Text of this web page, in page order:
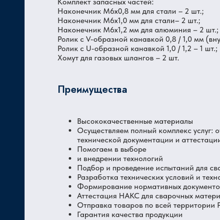
Наконечник М6х0,8 мм для стали – 2 шт.;
Наконечник М6х1,0 мм для стали– 2 шт.;
Наконечник М6х1,2 мм для алюминия – 2 шт.;
Ролик с V-образной канавкой 0,8 / 1,0 мм
Ролик с U-образной канавкой 1,0 / 1,2 – 1 шт.;
Хомут для газовых шлангов – 2 шт.
Преимущества
Высококачественные материалы
Осуществляем полный комплекс услуг:
технической документации и
Помогаем в выборе
и внедрении технологий
Подбор и проведение испытаний для
Разработка технических условий и
Формирование нормативных
Аттестация НАКС для сварочных
Отправка товаров по всей территории
Гарантия качества продукции